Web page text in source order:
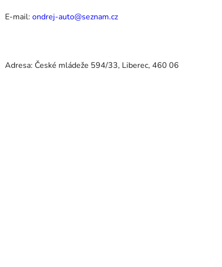
E-mail: ondrej-auto@seznam.cz
Adresa: České mládeže 594/33, Liberec, 460 06